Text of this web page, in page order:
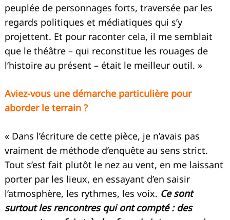
peuplée de personnages forts, traversée par les
regards politiques et médiatiques qui s’y
projettent. Et pour raconter cela, il me semblait
que le théâtre – qui reconstitue les rouages de
l’histoire au présent – était le meilleur outil. »
Aviez-vous une démarche particulière pour
aborder le terrain ?
« Dans l’écriture de cette pièce, je n’avais pas
vraiment de méthode d’enquête au sens strict.
Tout s’est fait plutôt le nez au vent, en me laissant
porter par les lieux, en essayant d’en saisir
l’atmosphère, les rythmes, les voix. Ce sont
surtout les rencontres qui ont compté : des